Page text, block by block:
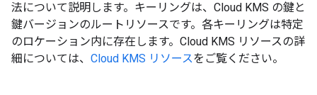
法について説明します。キーリングは、Cloud KMS の鍵と
鍵バージョンのルートリソースです。各キーリングは特定
のロケーション内に存在します。Cloud KMS リソースの詳
細については、 Cloud KMS リソースをご覧ください。